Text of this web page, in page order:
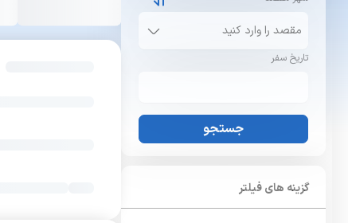
تاریخ سفر
جستجو
گزینه های فیلتر